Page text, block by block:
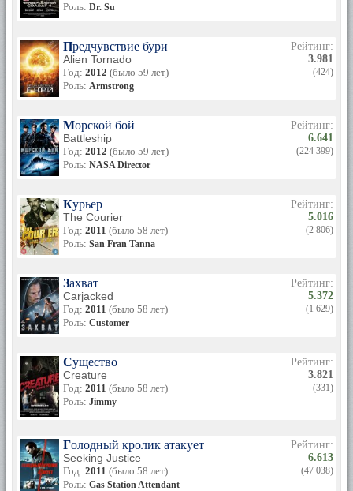
Роль: Dr. Su
Предчувствие бури
Alien Tornado
Год: 2012 (было 59 лет)
Роль: Armstrong
Рейтинг:
3.981
(424)
Морской бой
Battleship
Год: 2012 (было 59 лет)
Роль: NASA Director
Рейтинг:
6.641
(224 399)
Курьер
The Courier
Год: 2011 (было 58 лет)
Роль: San Fran Tanna
Рейтинг:
5.016
(2 806)
Захват
Carjacked
Год: 2011 (было 58 лет)
Роль: Customer
Рейтинг:
5.372
(1 629)
Существо
Creature
Год: 2011 (было 58 лет)
Роль: Jimmy
Рейтинг:
3.821
(331)
Голодный кролик атакует
Seeking Justice
Год: 2011 (было 58 лет)
Роль: Gas Station Attendant
Рейтинг:
6.613
(47 038)